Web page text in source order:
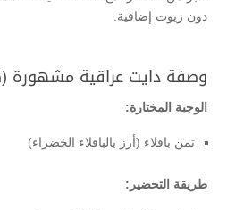
دون زيوت إضافية.
وصفة دايت عراقية مشهورة
الوجبة المختارة:
تمن باقلاء (أرز بالباقلاء الخضراء)
طريقة التحضير: